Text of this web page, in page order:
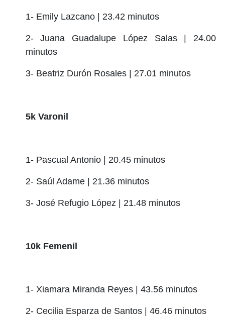
1- Emily Lazcano | 23.42 minutos
2- Juana Guadalupe López Salas | 24.00
minutos
3- Beatriz Durón Rosales | 27.01 minutos
5k Varonil
1- Pascual Antonio | 20.45 minutos
2- Saúl Adame | 21.36 minutos
3- José Refugio López | 21.48 minutos
10k Femenil
1- Xiamara Miranda Reyes | 43.56 minutos
2- Cecilia Esparza de Santos | 46.46 minutos